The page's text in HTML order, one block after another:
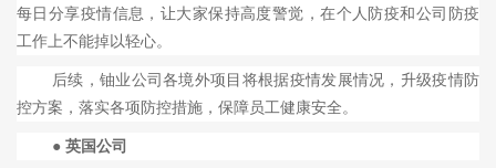
每日分享疫情信息，让大家保持高度警觉，在个人防疫和公司防疫
工作上不能掉以轻心。
后续，铀业公司各境外项目将根据疫情发展情况，升级疫情防
控方案，落实各项防控措施，保障员工健康安全。
● 英国公司